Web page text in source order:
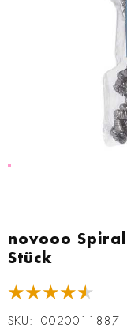
novooo
Stück
★★★★★
SKU 0020011887
Anfang
der
springen